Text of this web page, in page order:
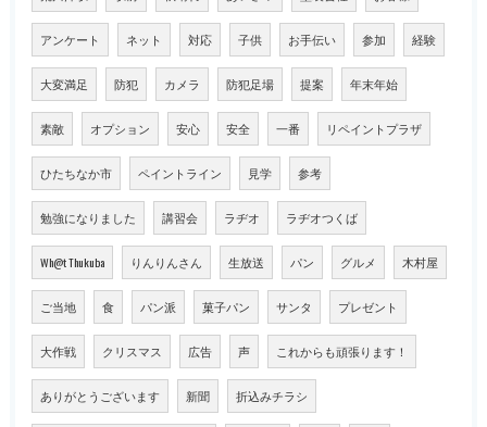
アンケート ネット 対応 子供 お手伝い 参加 経験
大変満足 防犯 カメラ 防犯足場 提案 年末年始
素敵 オプション 安心 安全 一番 リペイントプラザ
ひたちなか市 ペイントライン 見学 参考
勉強になりました 講習会 ラヂオ ラヂオつくば
Wh@t Thukuba りんりんさん 生放送 パン グルメ 木村屋
ご当地 食 パン派 菓子パン サンタ プレゼント
大作戦 クリスマス 広告 声 これからも頑張ります！
ありがとうございます 新聞 折込みチラシ